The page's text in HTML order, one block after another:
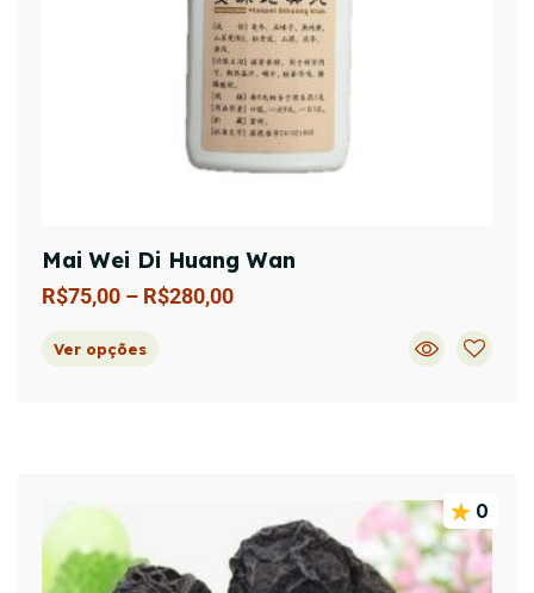
Mai Wei Di Huang Wan
R$75,00 – R$280,00
Ver opções
0